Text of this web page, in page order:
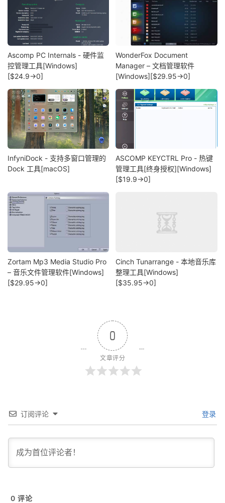
Ascomp PC Internals - 硬件监
控管理工具[Windows]
[$24.9→0]
WonderFox Document
Manager – 文档管理软件
[Windows][$29.95→0]
InfyniDock - 支持多窗口管理的
Dock 工具[macOS]
ASCOMP KEYCTRL Pro - 热键
管理工具[终身授权][Windows]
[$19.9→0]
Zortam Mp3 Media Studio Pro
– 音乐文件管理软件[Windows]
[$29.95→0]
Cinch Tunarrange - 本地音乐库
整理工具[Windows]
[$35.95→0]
0
文章评分
订阅评论 登录
0 评论